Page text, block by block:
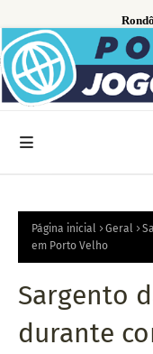
Página inicial Geral
em Porto Velho
Sargento
durante